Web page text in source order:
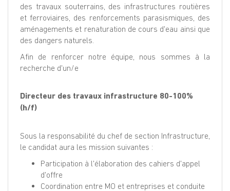
des travaux souterrains, des infrastructures routières
et ferroviaires, des renforcements parasismiques, des
aménagements et renaturation de cours d'eau ainsi que
des dangers naturels.
Afin de renforcer notre équipe, nous sommes à la
recherche d'un/e
Directeur des travaux infrastructure 80-100%
(h/f)
Sous la responsabilité du chef de section Infrastructure,
le candidat aura les mission suivantes :
Participation à l'élaboration des cahiers d'appel
d'offre
Coordination entre MO et entreprises et conduite